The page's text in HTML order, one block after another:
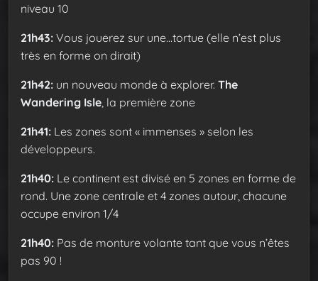
niveau 10
21h43: Vous jouerez sur une…tortue (elle n’est plus
très en forme on dirait)
21h42: un nouveau monde à explorer. The
Wandering Isle , la première zone
21h41: Les zones sont « immenses » selon les
développeurs.
21h40: Le continent est divisé en 5 zones en forme de
rond. Une zone centrale et 4 zones autour, chacune
occupe environ 1/4
21h40: Pas de monture volante tant que vous n’êtes
pas 90 !